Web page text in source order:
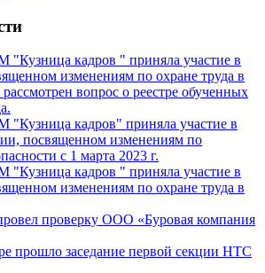
кадров " приняла участие в
изменениям по охране труда в
вопрос о реестре обученных
кадров" приняла участие в
посвященном изменениям по
с 1 марта 2023 г.
кадров " приняла участие в
изменениям по охране труда в
проверку ООО «Буровая компания
прошло заседание первой секции НТС